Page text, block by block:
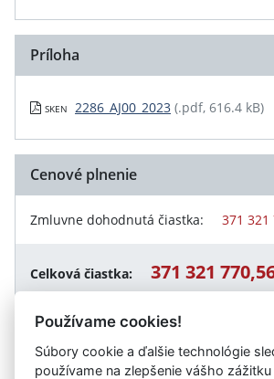
Príloha
SKEN 2286_AJ00_2023 (.pdf, 616.4 kB)
Cenové plnenie
Zmluvne dohodnutá čiastka: 371 321
Celková čiastka: 371 321
Návrat späť
Používame cookies!
Súbory cookie a ďalšie technológie
používame na zlepšenie vášho